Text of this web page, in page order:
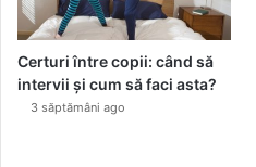
Certuri între copii: când să
intervii și cum să faci asta?
3 săptămâni ago